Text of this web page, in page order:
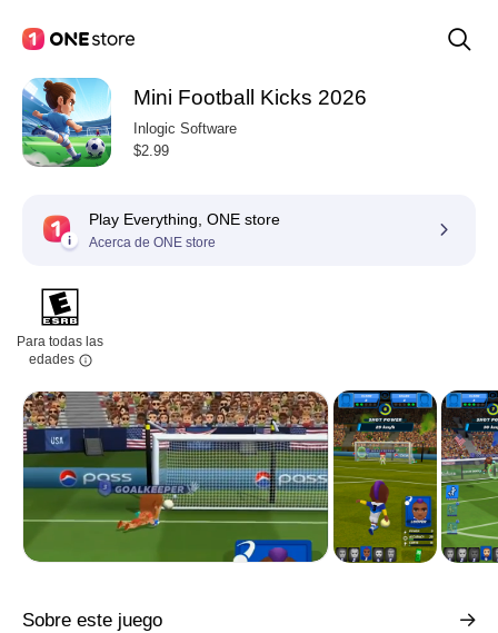
Mini Football Kicks 2026
Inlogic Software
$2.99
Play Everything, ONE store
Acerca de ONE store
Para todas las
edades
Sobre este juego